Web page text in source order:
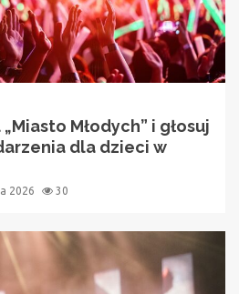
Młodych” i głosuj
dla dzieci w
2026 30